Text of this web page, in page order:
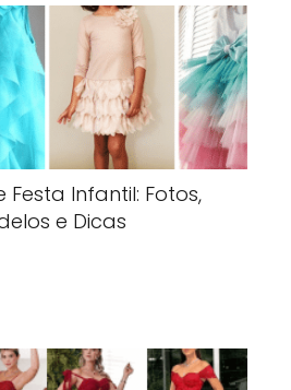
Festa Infantil: Fotos,
e Dicas